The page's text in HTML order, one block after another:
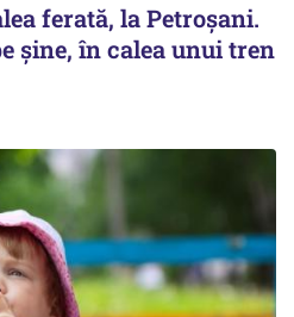
ferată, la Petroșani.
șine, în calea unui tren